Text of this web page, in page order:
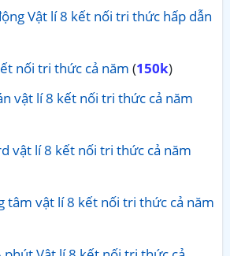
Vật lí 8 kết nối tri thức hấp dẫn
nối tri thức cả năm (150k)
vật lí 8 kết nối tri thức cả năm
vật lí 8 kết nối tri thức cả năm
tâm vật lí 8 kết nối tri thức cả năm